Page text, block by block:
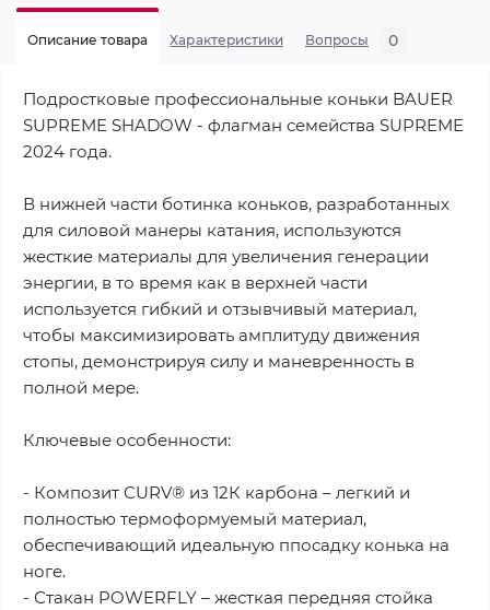
Описание товара Характеристики Вопросы 0
Подростковые профессиональные коньки BAUER
SUPREME SHADOW - флагман семейства SUPREME
2024 года.
В нижней части ботинка коньков, разработанных
для силовой манеры катания, используются
жесткие материалы для увеличения генерации
энергии, в то время как в верхней части
используется гибкий и отзывчивый материал,
чтобы максимизировать амплитуду движения
стопы, демонстрируя силу и маневренность в
полной мере.
Ключевые особенности:
- Композит CURV® из 12К карбона – легкий и
полностью термоформуемый материал,
обеспечивающий идеальную ппосадку конька на
ноге.
- Стакан POWERFLY – жесткая передняя стойка